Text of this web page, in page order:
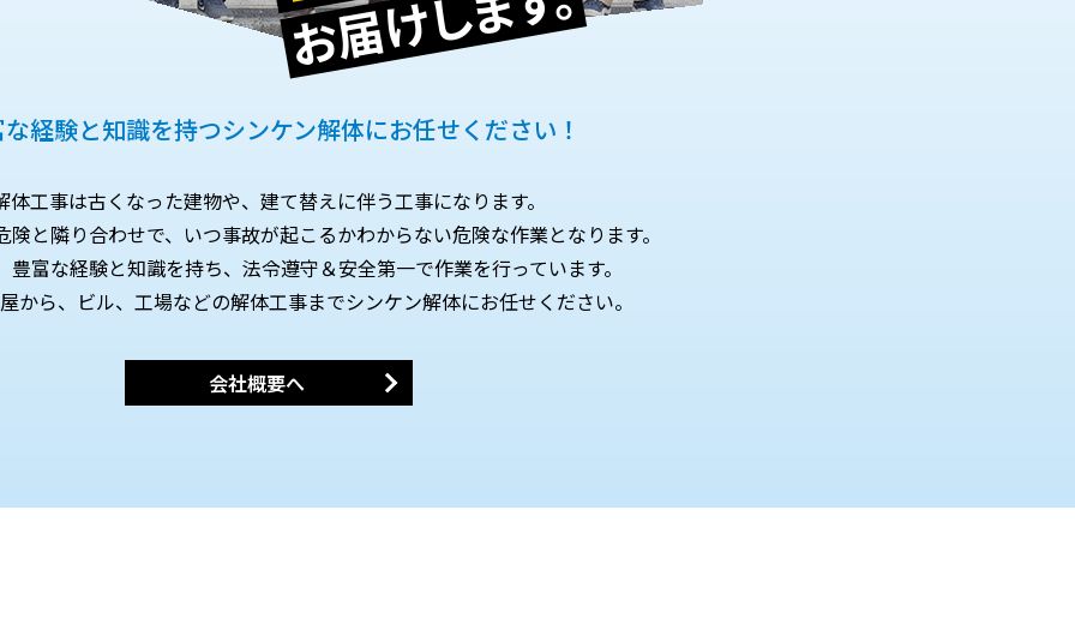
経験と知識を持つシンケン解体にお任せください！
体工事は古くなった建物や、建て替えに伴う工事になります。
険と隣り合わせで、いつ事故が起こるかわからない危険な作業となります。
豊富な経験と知識を持ち、法令遵守＆安全第一で作業を行っています。
から、ビル、工場などの解体工事までシンケン解体にお任せください。
会社概要へ